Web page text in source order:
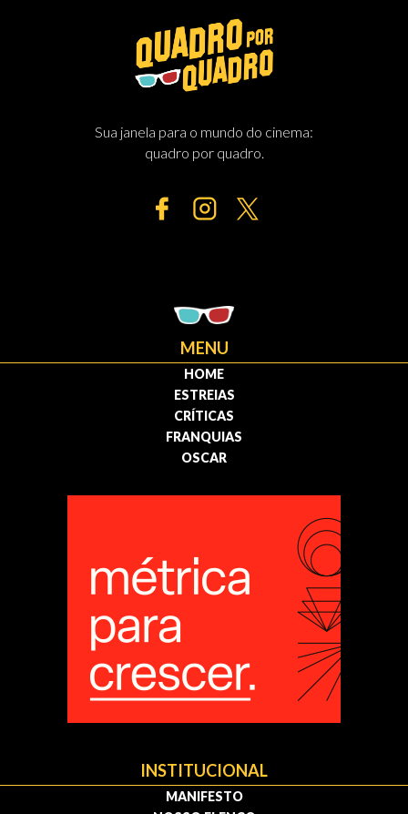
Sua janela para o mundo do cinema:
quadro por quadro.
MENU
HOME
ESTREIAS
CRÍTICAS
FRANQUIAS
OSCAR
INSTITUCIONAL
MANIFESTO